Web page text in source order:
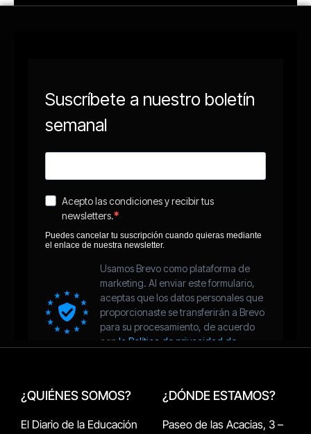
¿QUIÉNES SOMOS?
El Diario de la Educación
¿DÓNDE ESTAMOS?
Paseo de las Acacias, 3 –